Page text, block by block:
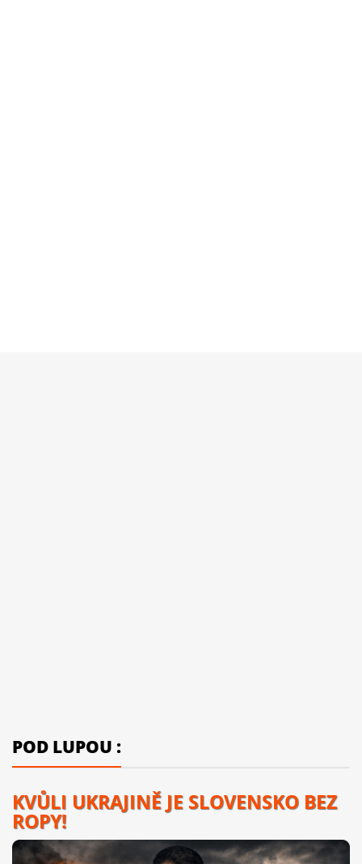
POD LUPOU :
KVŮLI UKRAJINĚ JE SLOVENSKO BEZ
ROPY!